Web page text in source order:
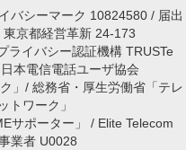
バシーマーク 10824580 / 届出
京都経営革新 24-173
ライバシー認証機構 TRUSTe
本電信電話ユーザ協会
」/ 総務省・厚生労働省「テレ
トワーク」
サポーター」 / Elite Telecom
業者 U0028